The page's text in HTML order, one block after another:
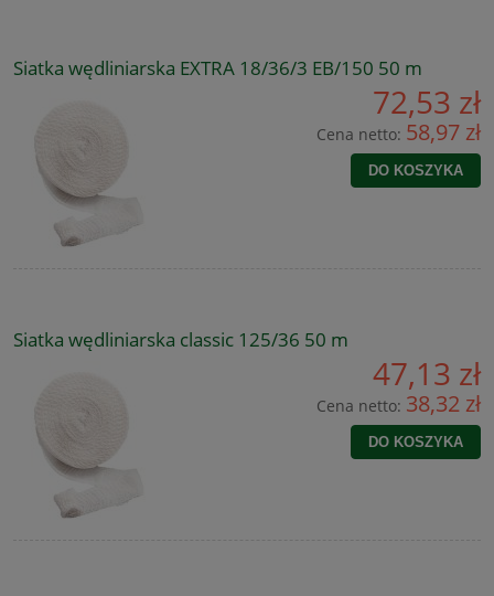
Siatka wędliniarska EXTRA 18/36/3 EB/150 50 m
72,53 zł
Cena netto: 58,97 zł
DO KOSZYKA
Siatka wędliniarska classic 125/36 50 m
47,13 zł
Cena netto: 38,32 zł
DO KOSZYKA